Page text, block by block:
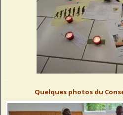
Quelques photos du